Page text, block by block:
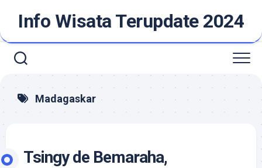
contentInfo Wisata Terupdate 2024
Madagaskar
Tsingy de Bemaraha,